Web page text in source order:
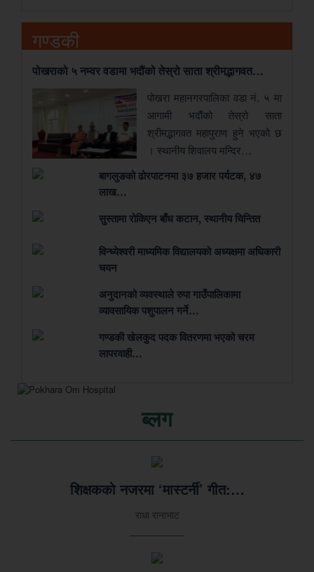
गण्डकी
पोखराको ५ नम्वर वडामा भदौंको तेस्रो साता श्रीमद्भागवत…
पोखरा महानगरपालिका वडा नं. ५ मा
आगामी भदौंको तेस्रो साता
श्रीमद्भागवत महापुराण हुने भएको छ
। स्थानीय शिवालय मन्दिर…
बागलुङको ढोरपाटनमा ३७ हजार पर्यटक, ४७
लाख…
सुस्तामा रोकिएन बाँध कटान, स्थानीय चिन्तित
विन्ध्येश्वरी माध्यमिक विद्यालयको अध्यक्षमा अधिकारी
चयन
अनुदानको व्यवस्थाले रुपा गाउँपालिकामा
व्यावसायिक पशुपालन गर्ने…
गण्डकी खेलकुद पदक वितरणमा भएको चरम
लापरवाही…
ब्लग
शिक्षकको नजरमा ‘मास्टर्नी’ गीत:…
राधा रानाभाट